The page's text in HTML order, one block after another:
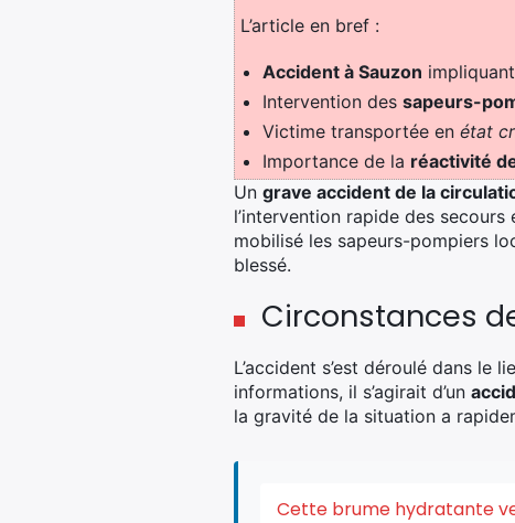
L’article en bref :
Accident à Sauzon
Intervention des sapeurs-
Victime transportée en état
Importance de la réactivité
Un grave accident de la
l’intervention rapide des secours
mobilisé les sapeurs-pompiers
blessé.
Circonstances
L’accident s’est déroulé dans le
informations, il s’agirait d’un
la gravité de la situation a
Cette brume hydratante